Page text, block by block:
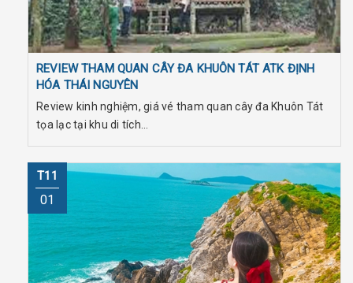
REVIEW THAM QUAN CÂY ĐA KHUÔN TÁT ATK ĐỊNH
HÓA THÁI NGUYÊN
Review kinh nghiệm, giá vé tham quan cây đa Khuôn Tát
tọa lạc tại khu di tích...
T11
01